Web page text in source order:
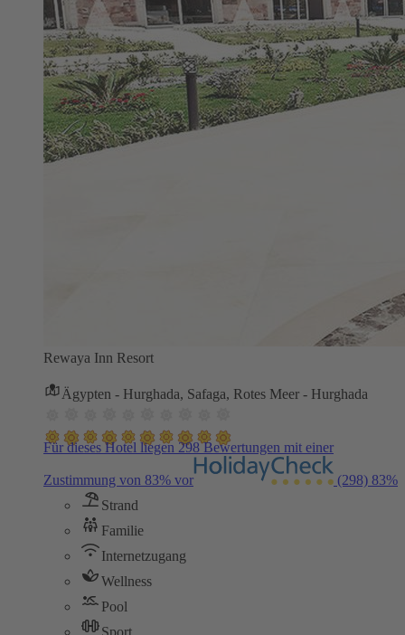
Rewaya Inn Resort
Ägypten - Hurghada, Safaga, Rotes Meer - Hurghada
Für dieses Hotel liegen 298 Bewertungen mit einer
Zustimmung von 83% vor (298) 83%
Strand
Familie
Internetzugang
Wellness
Pool
Sport